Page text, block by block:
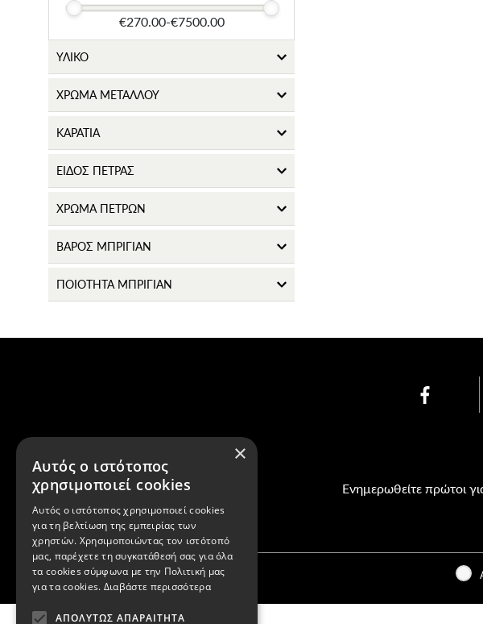
€270.00-€7500.00
ΥΛΙΚΟ
ΧΡΩΜΑ ΜΕΤΑΛΛΟΥ
ΚΑΡΑΤΙΑ
ΕΙΔΟΣ ΠΕΤΡΑΣ
ΧΡΩΜΑ ΠΕΤΡΩΝ
ΒΑΡΟΣ ΜΠΡΙΓΙΑΝ
ΠΟΙΟΤΗΤΑ ΜΠΡΙΓΙΑΝ
Ενημερωθείτε πρώτοι
×
Αυτός ο ιστότοπος
χρησιμοποιεί cookies
Αυτός ο ιστότοπος χρησιμοποιεί cookies
για τη βελτίωση της εμπειρίας των
χρηστών. Χρησιμοποιώντας τον ιστότοπό
μας, παρέχετε τη συγκατάθεσή σας για όλα
τα cookies σύμφωνα με την Πολιτική μας
για τα cookies. Διαβάστε περισσότερα
ΑΠΟΛΎΤΩΣ ΑΠΑΡΑΊΤΗΤΑ